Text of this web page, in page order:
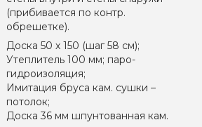
(прибивается по контр.
обрешетке).
Доска 50 х 150 (шаг 58 см);
Утеплитель 100 мм; паро-
гидроизоляция;
Имитация бруса кам. сушки –
потолок;
Доска 36 мм шпунтованная кам.